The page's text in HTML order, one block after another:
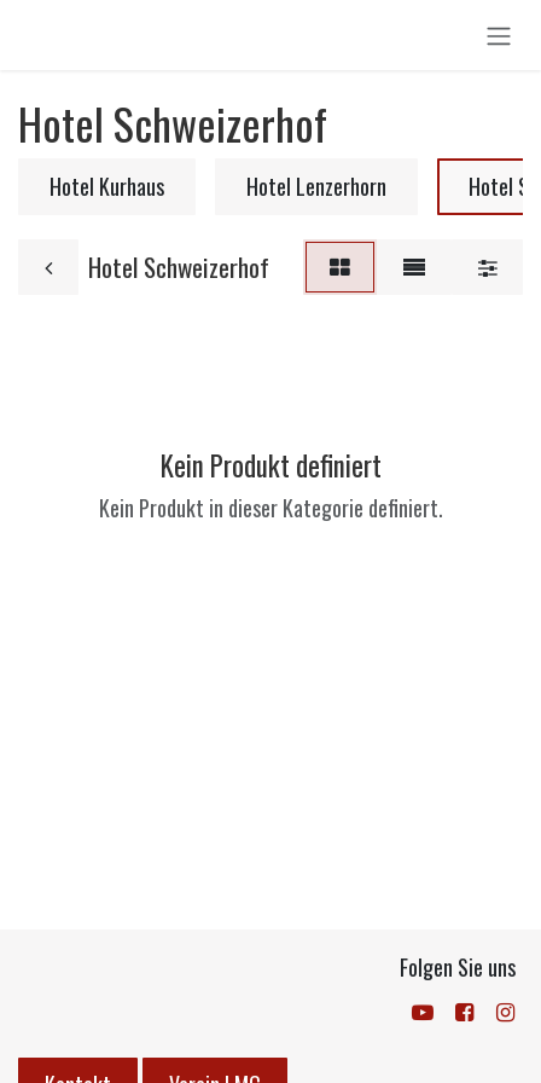
Hotel Schweizerhof
Hotel Kurhaus Hotel Lenzerhorn Hotel
Hotel Schweizerhof
Kein Produkt definiert
Kein Produkt in dieser Kategorie definiert.
Folgen Sie uns